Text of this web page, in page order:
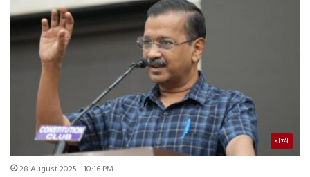
राज्य
28 August 2025 - 10:16 PM